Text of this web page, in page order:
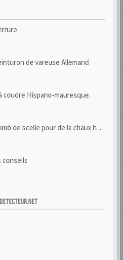
de vareuse Allemand
coudre Hispano-mauresque.
de scelle pour de la chaux hydraulique
conseils